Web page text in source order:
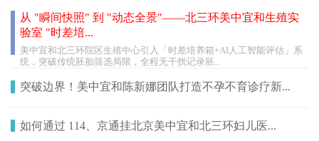
从 "瞬间快照" 到 "动态全景"——北三环美中宜和生殖实
验室 "时差培...
美中宜和北三环院区生殖中心引入「时差培养箱+AI人工智能评估」系
统，突破传统胚胎筛选局限，全程无干扰记录胚...
突破边界！美中宜和陈新娜团队打造不孕不育诊疗新...
如何通过 114、京通挂北京美中宜和北三环妇儿医...